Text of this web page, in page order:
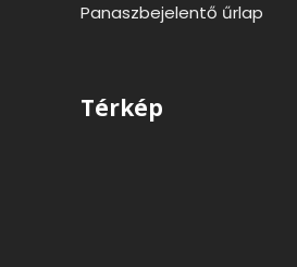
Panaszbejelentő űrlap
Térkép